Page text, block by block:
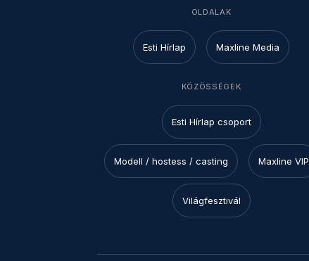
OLDALAK
Esti Hírlap Maxline Media
KÖZÖSSÉGEK
Esti Hírlap csoport
Modell / hostess / casting Maxline VIP
Világfesztivál